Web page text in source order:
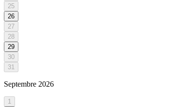
25
26
27
28
29
30
31
Septembre 2026
1